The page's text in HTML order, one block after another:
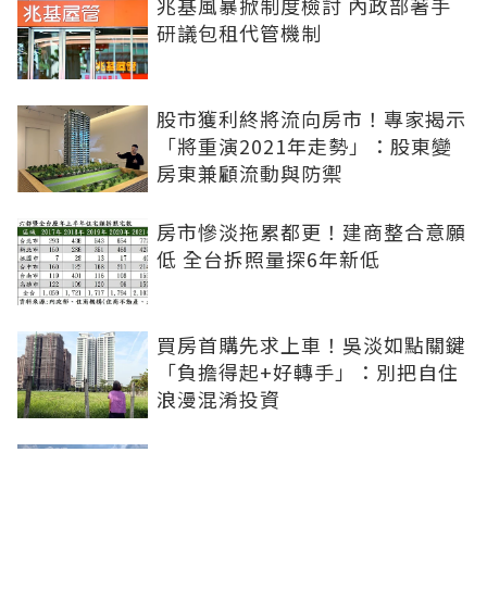
研議包租代管機制
股市獲利終將流向房市！專家揭示
「將重演2021年走勢」：股東變
房東兼顧流動與防禦
房市慘淡拖累都更！建商整合意願
低 全台拆照量探6年新低
買房首購先求上車！吳淡如點關鍵
「負擔得起+好轉手」：別把自住
浪漫混淆投資